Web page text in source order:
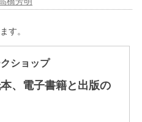
す。
ショップ
、電子書籍と出版の